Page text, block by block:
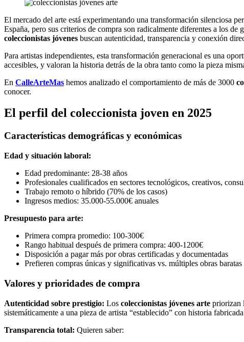
El mercado del arte está experimentando una transformación silenciosa
España, pero sus criterios de compra son radicalmente diferentes a los
coleccionistas jóvenes buscan autenticidad, transparencia y conexión
Para artistas independientes, esta transformación generacional es una
accesibles, y valoran la historia detrás de la obra tanto como la pieza
En CalleArteMas hemos analizado el comportamiento de más de 3000
conocer.
El perfil del coleccionista joven en 2025
Características demográficas y económicas
Edad y situación laboral:
Edad predominante: 28-38 años
Profesionales cualificados en sectores tecnológicos, creativos,
Trabajo remoto o híbrido (70% de los casos)
Ingresos medios: 35.000-55.000€ anuales
Presupuesto para arte:
Primera compra promedio: 100-300€
Rango habitual después de primera compra: 400-1200€
Disposición a pagar más por obras certificadas y documentadas
Prefieren compras únicas y significativas vs. múltiples obras baratas
Valores y prioridades de compra
Autenticidad sobre prestigio: Los coleccionistas jóvenes arte priorizan
sistemáticamente a una pieza de artista “establecido” con historia
Transparencia total: Quieren saber: